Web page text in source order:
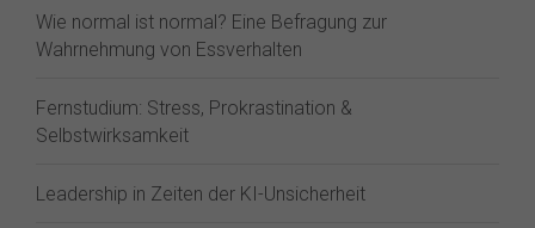
Wie normal ist normal? Eine Befragung zur
Wahrnehmung von Essverhalten
Fernstudium: Stress, Prokrastination &
Selbstwirksamkeit
Leadership in Zeiten der KI-Unsicherheit